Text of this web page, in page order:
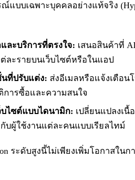
แบบเฉพาะบุคคลอย่างแท้จริง
ละบริการที่ตรงใจ: เสนอสินค้าที่
ละรายบนเว็บไซต์หรือในแอป
ที่ปรับแต่ง: ส่งอีเมลหรือแจ้งเตือ
การซื้อและความสนใจ
บไซต์แบบไดนามิก: เปลี่ยนแปลงเ
กับผู้ใช้งานแต่ละคนแบบเรียลไทม์
ระดับสูงนี้ไม่เพียงเพิ่มโอกาส